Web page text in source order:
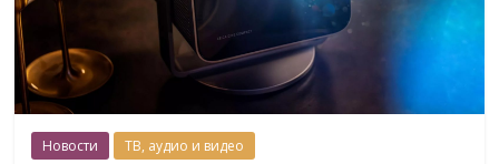
Новости ТВ, аудио и видео